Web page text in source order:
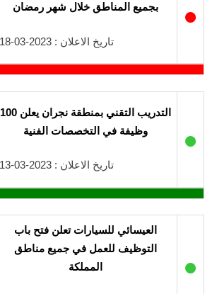
●
بجميع المناطق خلال شهر رمضان
تاريخ الاعلان : 2023-03-18
●
التدريب التقني بمنطقة نجران يعلن 100
وظيفة في التخصصات الفنية
تاريخ الاعلان : 2023-03-13
●
العيسائي للسيارات تعلن فتح باب
التوظيف للعمل في جميع مناطق
المملكة